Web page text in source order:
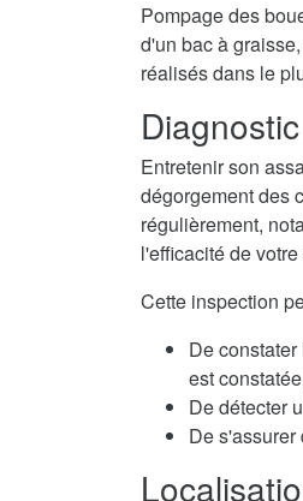
Pompage des
d'un bac à
réalisés dans le
Entretenir son
dégorgement des
régulièrement,
l'efficacité de
Cette inspection
De
est
De détecter
De